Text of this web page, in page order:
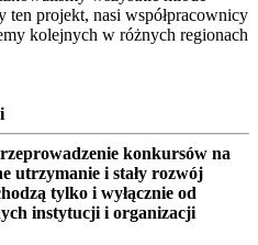
ten projekt, nasi współpracownicy
kolejnych w różnych regionach
konkursów na
utrzymanie i stały rozwój
tylko i wyłącznie od
instytucji i organizacji